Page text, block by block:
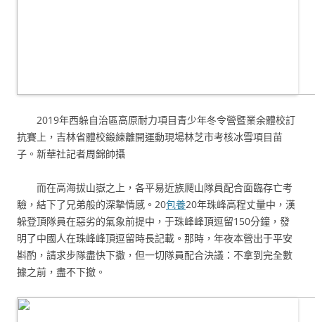
2019年西躲自治區高原耐力項目青少年冬令營暨業余體校訂
抗賽上，吉林省體校鍛練離開運動現場林芝市考核冰雪項目苗
子。新華社記者周錦帥攝
而在高海拔山嶽之上，各平易近族爬山隊員配合面臨存亡考
驗，結下了兄弟般的深摯情感。20包養20年珠峰高程丈量中，漢
躲登頂隊員在惡劣的氣象前提中，于珠峰峰頂逗留150分鐘，發
明了中國人在珠峰峰頂逗留時長記載。那時，年夜本營出于平安
斟酌，請求步隊盡快下撤，但一切隊員配合決議：不拿到完全數
據之前，盡不下撤。